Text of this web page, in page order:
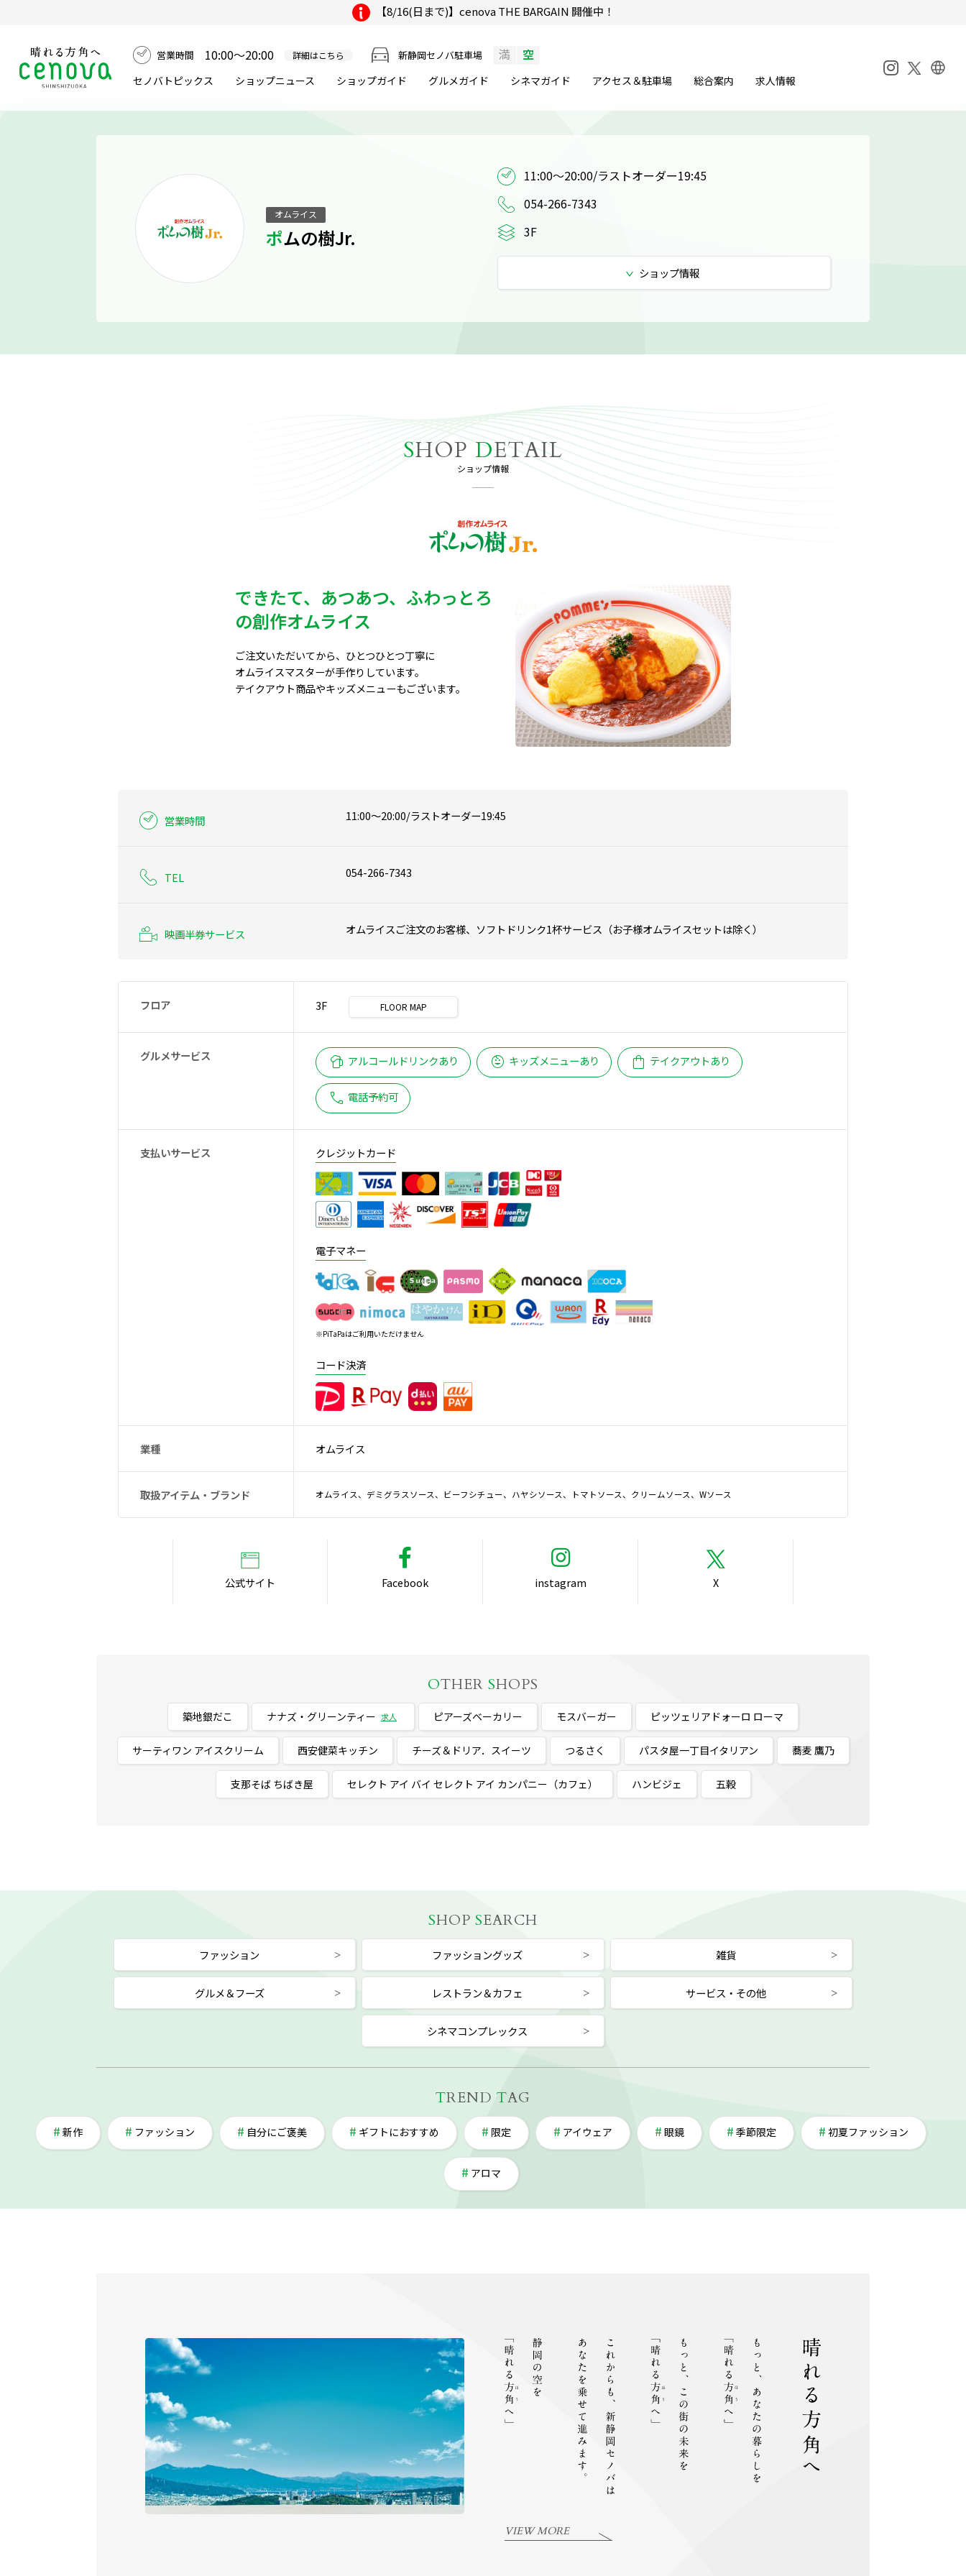
【8/16(日まで)】cenova THE BARGAIN 開催中！
営業時間 10:00～20:00 詳細はこちら 新静岡セノバ駐車場 満 空
セノバトピックス ショップニュース ショップガイド グルメガイド シネマガイド アクセス＆駐車場 総合案内 求人情報
オムライス
ポムの樹Jr.
11:00～20:00/ラストオーダー19:45
054-266-7343
3F
ショップ情報
SHOPDETAIL
ショップ情報
できたて、あつあつ、ふわっとろ
の創作オムライス
ご注文いただいてから、ひとつひとつ丁寧に
オムライスマスターが手作りしています。
テイクアウト商品やキッズメニューもございます。
営業時間 11:00～20:00/ラストオーダー19:45
TEL 054-266-7343
映画半券サービス オムライスご注文のお客様、ソフトドリンク1杯サービス（お子様オムライスセットは除く）
フロア 3F FLOOR MAP
グルメサービス sports_bar アルコールドリンクあり child_care キッズメニューあり shopping_bag テイクアウトあり
call 電話予約可
支払いサービス クレジットカード
電子マネー
※PiTaPaはご利用いただけません
コード決済
業種 オムライス
取扱アイテム・ブランド オムライス、デミグラスソース、ビーフシチュー、ハヤシソース、トマトソース、クリームソース、Wソース
公式サイト
OTHER SHOPS
築地銀だこ ナナズ・グリーンティー 求人 ピアーズベーカリー モスバーガー ピッツェリアドォーロ ローマ
サーティワン アイスクリーム 西安健菜キッチン チーズ＆ドリア．スイーツ つるさく パスタ屋一丁目イタリアン 蕎麦 鷹乃
支那そば ちばき屋 セレクト アイ バイ セレクト アイ カンパニー（カフェ） ハンビジェ 五穀
SHOP SEARCH
ファッション ファッショングッズ 雑貨
グルメ＆フーズ レストラン＆カフェ サービス・その他
シネマコンプレックス
TREND TAG
新作 ファッション 自分にご褒美 ギフトにおすすめ 限定 アイウェア 眼鏡 季節限定 初夏ファッション
アロマ
VIEW MORE